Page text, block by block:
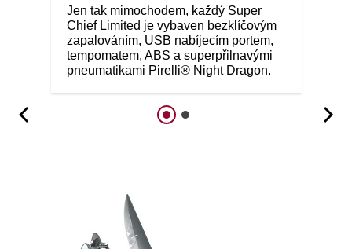
Jen tak mimochodem, každý Super
Chief Limited je vybaven bezklíčovým
zapalováním, USB nabíjecím portem,
tempomatem, ABS a superpřilnavými
pneumatikami Pirelli® Night Dragon.